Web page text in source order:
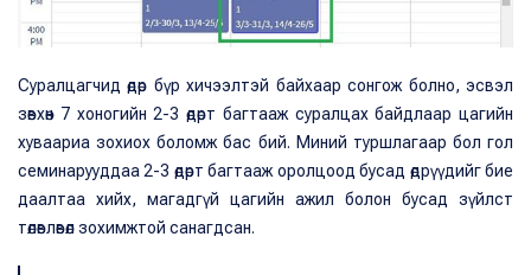
Суралцагчид өдөр бүр хичээлтэй байхаар сонгож болно, эсвэл
зөвхөн 7 хоногийн 2-3 өдөрт багтааж суралцах байдлаар цагийн
хуваариа зохиох боломж бас бий. Миний туршлагаар бол гол
семинарууддаа 2-3 өдөрт багтааж оролцоод бусад өдрүүдийг бие
даалтаа хийх, магадгүй цагийн ажил болон бусад зүйлст
төлөвлөвөл зохимжтой санагдсан.